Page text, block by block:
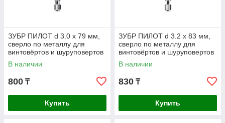
ЗУБР ПИЛОТ d 3.0 х 79 мм,
сверло по металлу для
винтовёртов и шуруповертов
IMPACT READY
Профессионал (29629-3
В наличии
800 ₸
Купить
ЗУБР ПИЛОТ d 3.2 х 83 мм,
сверло по металлу для
винтовёртов и шуруповертов
IMPACT READY
Профессионал
В наличии
830 ₸
Купить